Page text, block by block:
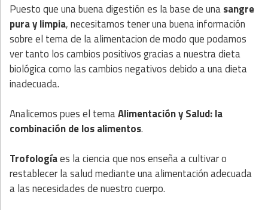
Puesto que una buena digestión es la base de unasangre
pura y limpia, necesitamos tener una buena información
sobre el tema de la alimentacion de modo que podamos
ver tanto los cambios positivos gracias a nuestra dieta
biológica como las cambios negativos debido a una dieta
inadecuada.
Analicemos pues el temaAlimentación y Salud: la
combinación de los alimentos.
Trofologíaes la ciencia que nos enseña a cultivar o
restablecer la salud mediante una alimentación adecuada
a las necesidades de nuestro cuerpo.